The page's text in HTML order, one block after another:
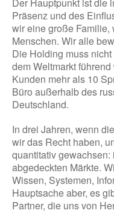
Präsenz und des
wir eine große Familie,
Menschen. Wir alle
Die Holding muss
dem Weltmarkt
Kunden mehr als 10
Büro außerhalb des
Deutschland.
In drei Jahren, wenn
wir das Recht haben,
quantitativ
abgedeckten Märkte.
Wissen, Systemen,
Hauptsache aber, es
Partner, die uns von